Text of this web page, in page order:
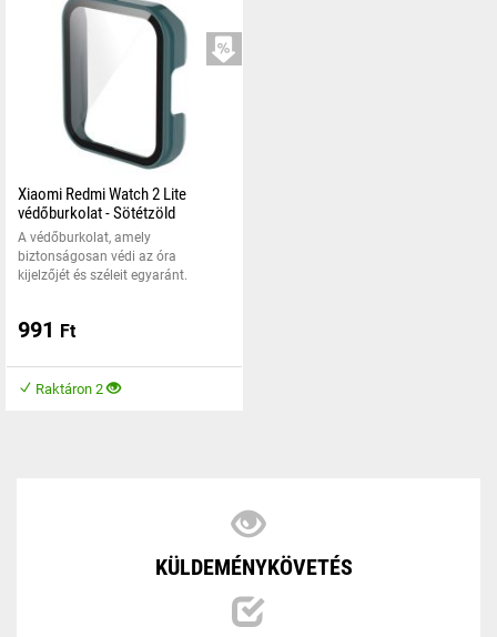
Xiaomi Redmi Watch 2 Lite
védőburkolat - Sötétzöld
A védőburkolat, amely
biztonságosan védi az óra
kijelzőjét és széleit egyaránt.
991 Ft
Raktáron 2
KÜLDEMÉNYKÖVETÉS